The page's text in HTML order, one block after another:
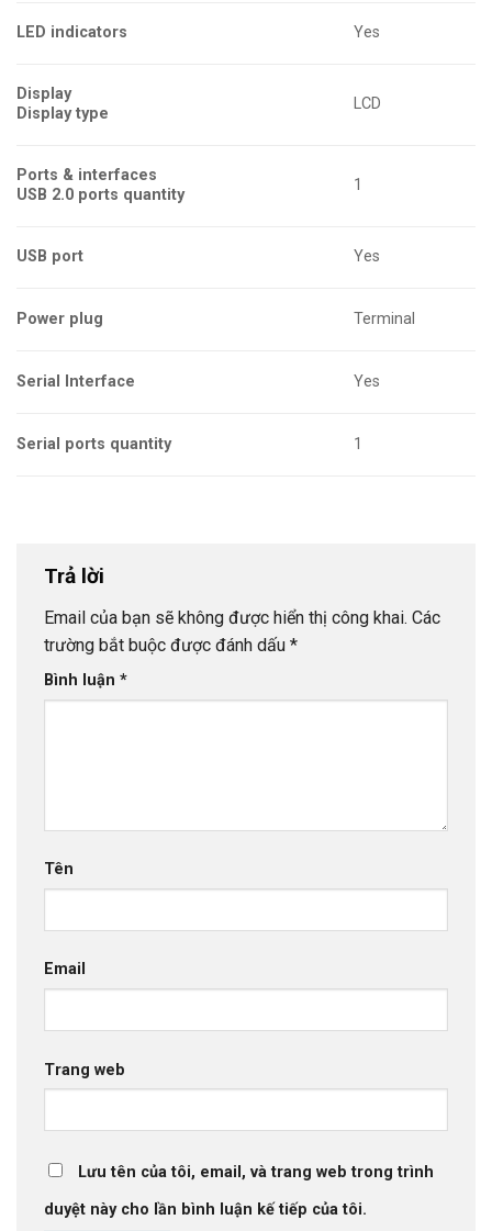
LED indicators Yes
Display
Display type
LCD
Ports & interfaces
USB 2.0 ports quantity
1
USB port Yes
Power plug Terminal
Serial Interface Yes
Serial ports quantity 1
Trả lời
Email của bạn sẽ không được hiển thị công khai. Các
trường bắt buộc được đánh dấu *
Bình luận *
Tên
Email
Trang web
Lưu tên của tôi, email, và trang web trong trình
duyệt này cho lần bình luận kế tiếp của tôi.